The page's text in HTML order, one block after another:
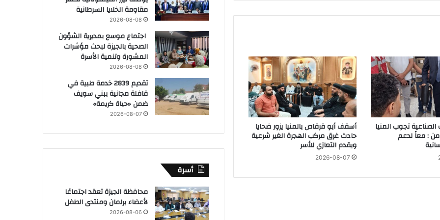
المدني بمركز شباب الزهور
ي
ع
ق
د
و
ر
ة
تجوب المنيا
: معاً لدعم
أسقف أبو قرقاص بالمنيا يزور ضحايا
حادث غرق مركب الهجرة الغير شرعية
ويقدم التعازي للأسر
2026-08-07
مقاومة الخلايا السرطانية
2026-08-08
اجتماع موسع بمديرية الشؤون
الصحية بالجيزة لبحث مؤشرات
المشورة وتنمية الأسرة
2026-08-08
تقديم 2839 خدمة طبية في
قافلة مجانية ببني سويف
ضمن «حياة كريمة»
2026-08-07
أسرة
محافظة الجيزة تعقد اجتماعًا
لأعضاء برلمان ومنتدى الطفل
2026-08-06